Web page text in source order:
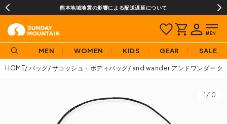
熊本地域地震の影響による配送遅延について
MEN WOMEN KIDS GEAR SALE
HOME バッグ サコッシュ・ボディバッグ and wander アンドワンダー ク
1/10